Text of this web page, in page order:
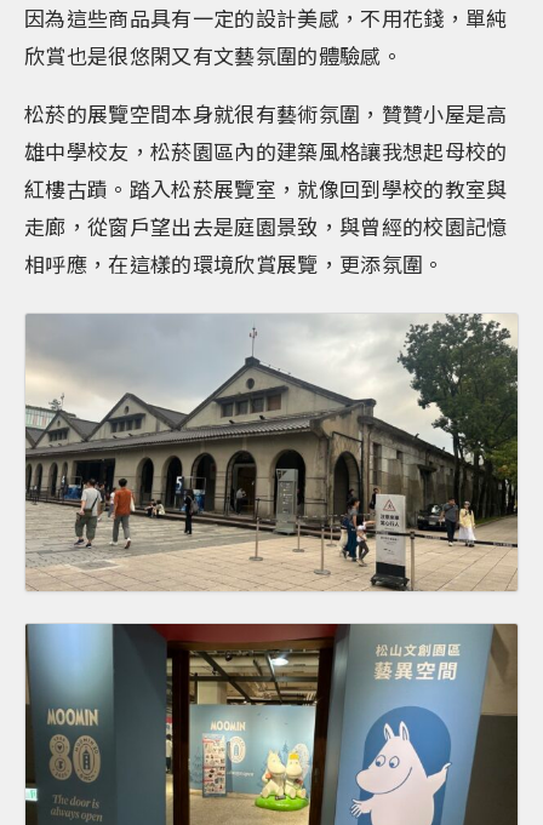
因為這些商品具有一定的設計美感，不用花錢，單純
欣賞也是很悠閑又有文藝氛圍的體驗感。
松菸的展覽空間本身就很有藝術氛圍，贊贊小屋是高
雄中學校友，松菸園區內的建築風格讓我想起母校的
紅樓古蹟。踏入松菸展覽室，就像回到學校的教室與
走廊，從窗戶望出去是庭園景致，與曾經的校園記憶
相呼應，在這樣的環境欣賞展覽，更添氛圍。